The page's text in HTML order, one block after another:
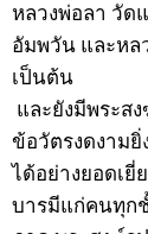
หลวงพ่อลา วัด
อัมพวัน และหล
เป็นต้น
และยังมีพระส
ข้อวัตรงดงามยิ่
ได้อย่างยอดเยี่
บารมีแก่คนทุก